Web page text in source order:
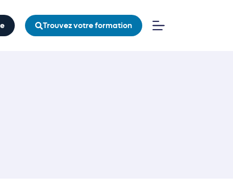
Trouvez votre formation